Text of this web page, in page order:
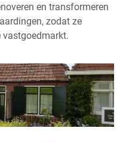
en transformeren
zodat ze